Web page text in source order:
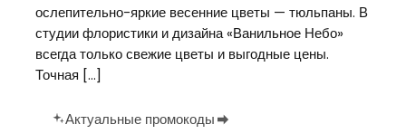
ослепительно-яркие весенние цветы — тюльпаны. В
студии флористики и дизайна «Ванильное Небо»
всегда только свежие цветы и выгодные цены.
Точная […]
Актуальные промокоды